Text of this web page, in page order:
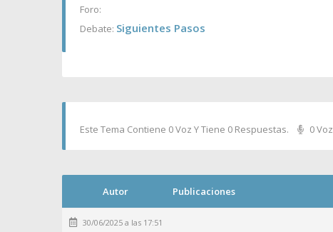
Foro:
Debate: Siguientes Pasos
Este Tema Contiene 0 Voz Y Tiene 0 Respuestas. 0 Voz
Autor Publicaciones
30/06/2025 a las 17:51